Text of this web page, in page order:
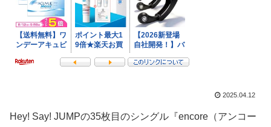
2025.04.12
Hey! Say! JUMPの35枚目のシングル『encore（アンコー